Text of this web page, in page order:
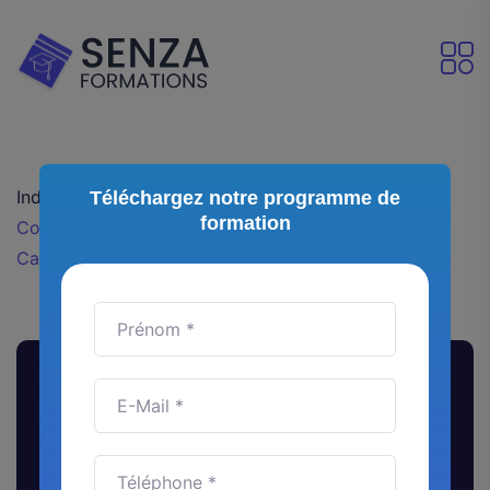
Index
Nos articles
Comment supprimer l’arrière-plan d’une vidéo avec
CapCut ?
Comment supprimer l’arrière-
plan d’une vidéo avec CapCut ?
CapCut
Téléchargez notre programme de
formation